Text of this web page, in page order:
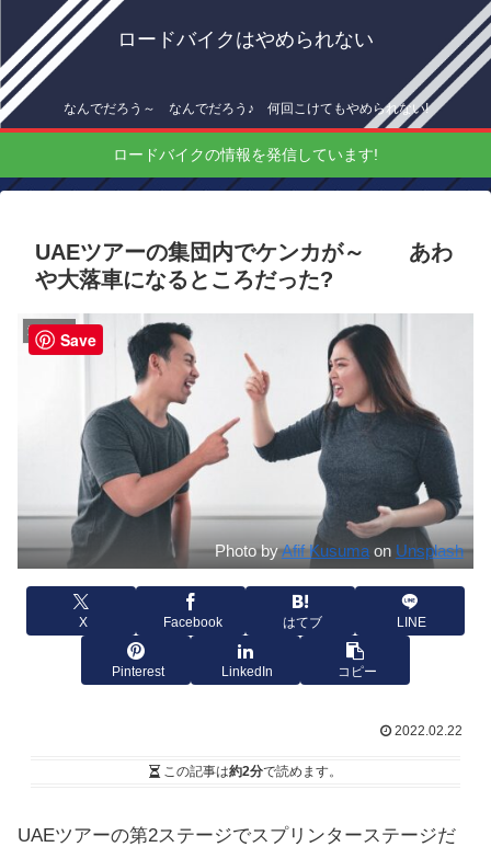
ロードバイクはやめられない
なんでだろう～ なんでだろう♪ 何回こけてもやめられない!
ロードバイクの情報を発信しています!
UAEツアーの集団内でケンカが～ あわ
や大落車になるところだった?
海外情報
Photo byAfif Kusumaon Unsplash
X Facebook はてブ LINE
Pinterest LinkedIn コピー
2022.02.22
この記事は約2分で読めます。
UAEツアーの第2ステージでスプリンターステージだ
Save